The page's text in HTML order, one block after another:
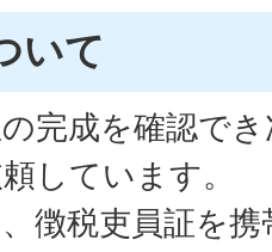
いて
完成を確認で
しています。
徴税吏員証を